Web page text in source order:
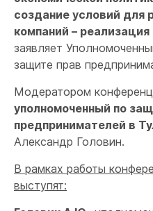
создание условий для
компаний –
заявляет
защите прав
Модератором
уполномоченный по
предпринимателей в
Александр Головин.
В рамках работы
выступят: